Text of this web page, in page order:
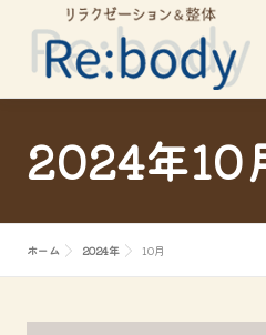
ン
キ
当店について 初めて
サービスメニュー ス
2024年10
ホーム 2024年 10月